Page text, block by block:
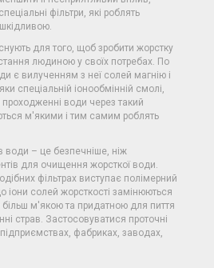
фільтри, які роблять
для того, щоб зробити жорстку
людиною у своїх потребах. По
є вилученням з неї солей магнію і
спеціальній іонообмінній смолі,
води через такий
м'якими і тим самим роблять
води – це безпечніше, ніж
для очищення жорсткої води.
фільтрах виступає полімерний
іони солей жорсткості замінюються
м'якою та придатною для пиття
страв. Застосовуватися проточні
фабриках, заводах,